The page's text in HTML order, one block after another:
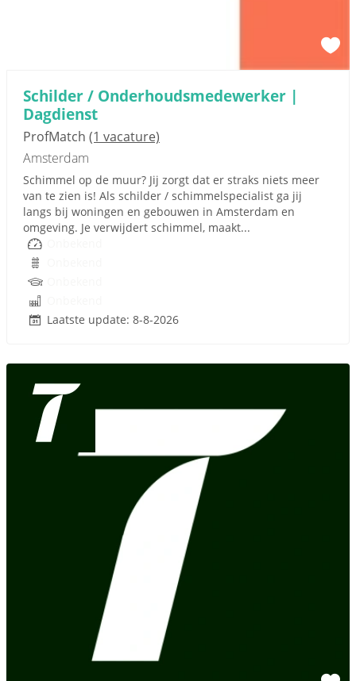
Schilder / Onderhoudsmedewerker |
Dagdienst
ProfMatch (1 vacature)
Amsterdam
Schimmel op de muur? Jij zorgt dat er straks niets meer
van te zien is! Als schilder / schimmelspecialist ga jij
langs bij woningen en gebouwen in Amsterdam en
omgeving. Je verwijdert schimmel, maakt...
Laatste update: 8-8-2026